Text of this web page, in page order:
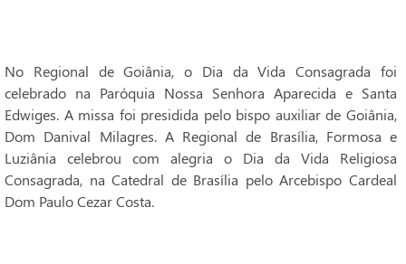
No Regional de Goiânia, o Dia da Vida Consagrada foi
celebrado na Paróquia Nossa Senhora Aparecida e Santa
Edwiges. A missa foi presidida pelo bispo auxiliar de Goiânia,
Dom Danival Milagres. A Regional de Brasília, Formosa e
Luziânia celebrou com alegria o Dia da Vida Religiosa
Consagrada, na Catedral de Brasília pelo Arcebispo Cardeal
Dom Paulo Cezar Costa.